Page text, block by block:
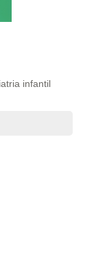
infantil